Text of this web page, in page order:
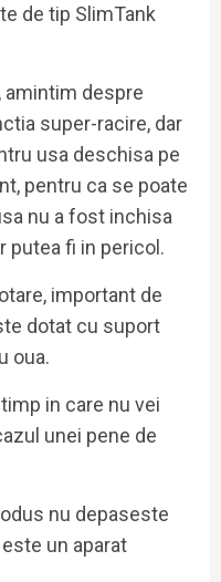
de tip SlimTank
amintim despre
super-racire, dar
usa deschisa pe
pentru ca se poate
nu a fost inchisa
putea fi in pericol.
important de
dotat cu suport
oua.
in care nu vei
unei pene de
nu depaseste
un aparat